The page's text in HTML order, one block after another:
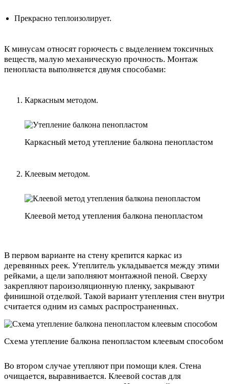
Прекрасно теплоизолирует.
К минусам относят горючесть с выделением токсичных
веществ, малую механическую прочность. Монтаж
пенопласта выполняется двумя способами:
Каркасным методом.
Каркасный метод утепление балкона пенопластом
Клеевым методом.
Клеевой метод утепления балкона пенопластом
В первом варианте на стену крепится каркас из
деревянных реек. Утеплитель укладывается между этими
рейками, а щели заполняют монтажной пеной. Сверху
закрепляют пароизоляционную пленку, закрывают
финишной отделкой. Такой вариант утепления стен внутри
считается одним из самых распространенных.
Схема утепление балкона пенопластом клеевым способом
Во втором случае утепляют при помощи клея. Стена
очищается, выравнивается. Клеевой состав для